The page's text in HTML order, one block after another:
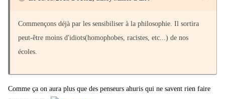
Commençons déjà par les sensibiliser à la philosophie. Il sortira
peut-être moins d'idiots(homophobes, racistes, etc...) de nos
écoles.
Comme ça on aura plus que des penseurs ahuris qui ne savent rien faire